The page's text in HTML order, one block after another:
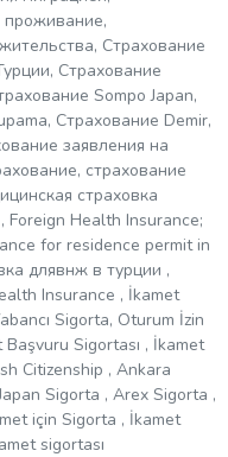
проживание,
Страхование
Страхование
Sompo Japan,
Страхование Demir,
заявления на
страхование
страховка
Foreign Health Insurance;
for residence permit in
длявнж в турции ,
Insurance , İkamet
Sigorta, Oturum İzin
Sigortası , İkamet
Citizenship , Ankara
Sigorta , Arex Sigorta ,
için Sigorta , İkamet
sigortası